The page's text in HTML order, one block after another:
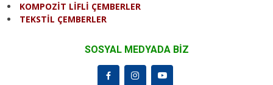
KOMPOZİT LİFLİ ÇEMBERLER
TEKSTİL ÇEMBERLER
SOSYAL MEDYADA BİZ